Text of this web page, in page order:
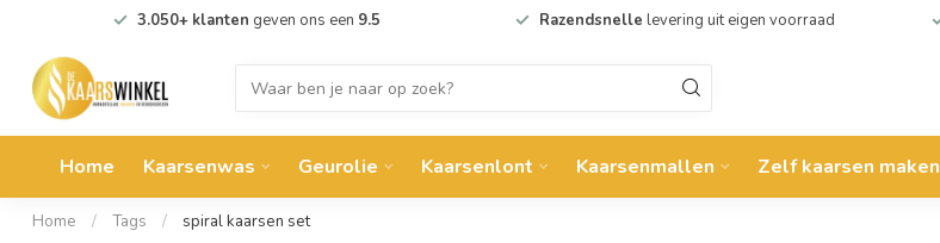
3.050+ klanten geven ons een 9.5 Razendsnelle levering uit eigen voorraad
Home Kaarsenwas Geurolie Kaarsenlont Kaarsenmallen Zelf kaarsen maken
Home / Tags / spiral kaarsen set